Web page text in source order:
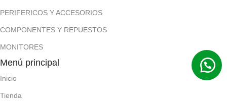
PERIFERICOS Y ACCESORIOS
COMPONENTES Y REPUESTOS
MONITORES
Menú principal
Inicio
Tienda